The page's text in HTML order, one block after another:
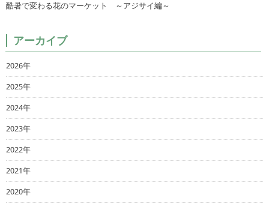
酷暑で変わる花のマーケット ～アジサイ編～
アーカイブ
2026年
2025年
2024年
2023年
2022年
2021年
2020年